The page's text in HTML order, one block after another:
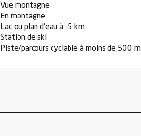
Vue montagne
En montagne
Lac ou plan d'eau à -5 km
Station de ski
Piste/parcours cyclable à moins de 500 m